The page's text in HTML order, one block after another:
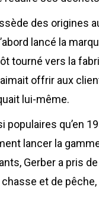
des
lancé la
tourné vers la
offrir aux
lui-même.
qu’en
lancer la
Gerber a pris
et de